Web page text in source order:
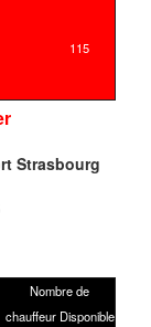
115
Strasbourg
Nombre de
chauffeur Disponible